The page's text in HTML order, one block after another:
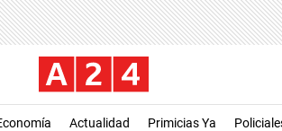
Actualidad Primicias Ya